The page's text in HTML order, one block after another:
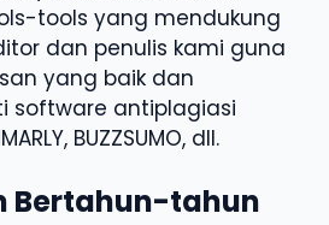
tools yang mendukung
dan penulis kami guna
yang baik dan
software antiplagiasi
BUZZSUMO, dll.
Bertahun-tahun